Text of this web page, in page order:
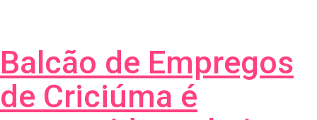
Balcão de Empregos
de Criciúma é